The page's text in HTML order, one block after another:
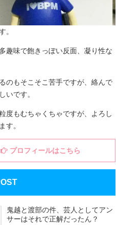
。
趣味で飽きっぽい反面、凝り性な
のもそこそこ苦手ですが、絡んで
いです。
度もむちゃくちゃですが、よろし
す。
プロフィールはこちら
鬼越と渡部の件、芸人としてアン
サーはそれで正解だったん？